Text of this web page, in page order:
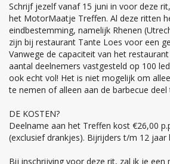
Schrijf jezelf vanaf 15 juni in voor deze
het MotorMaatje Treffen. Al deze ritten
eindbestemming, namelijk Rhenen
zijn bij restaurant Tante Loes voor een
Vanwege de capaciteit van het
aantal deelnemers vastgesteld op 100
ook echt vol! Het is niet mogelijk om
te nemen of alleen aan de barbecue deel
DE KOSTEN?
Deelname aan het Treffen kost €26,00
(exclusief drankjes). Bijrijders t/m 12 jaar
Bij inschrijving voor deze rit, zal ik je een